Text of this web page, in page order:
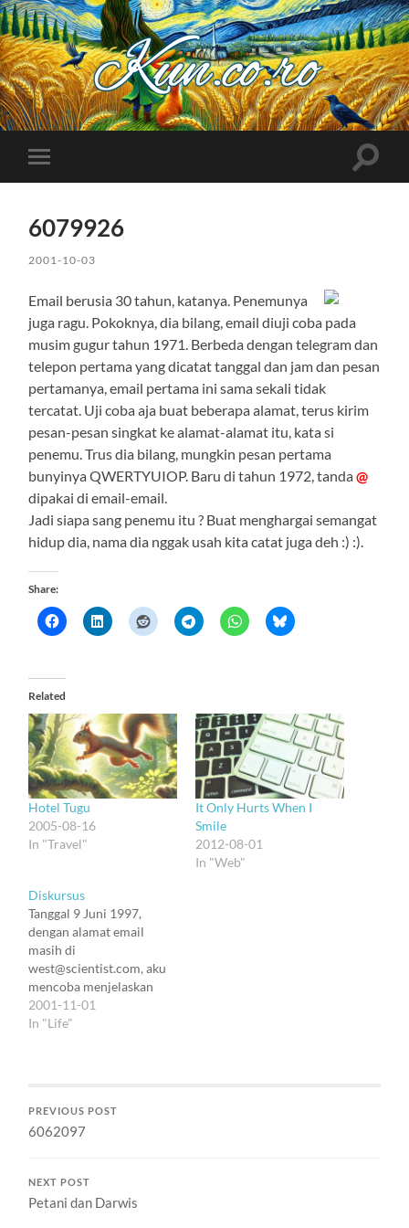
Kuncoro++
Toggle
mobile
Toggle
6079926
2001-10-03
Email berusia 30 tahun, katanya. Penemunya
juga ragu. Pokoknya, dia bilang, email diuji coba pada
musim gugur tahun 1971. Berbeda dengan telegram dan
telepon pertama yang dicatat tanggal dan jam dan pesan
pertamanya, email pertama ini sama sekali tidak
tercatat. Uji coba aja buat beberapa alamat, terus kirim
pesan-pesan singkat ke alamat-alamat itu, kata si
penemu. Trus dia bilang, mungkin pesan pertama
bunyinya QWERTYUIOP. Baru di tahun 1972, tanda@
dipakai di email-email.
Jadi siapa sang penemu itu ? Buat menghargai semangat
hidup dia, nama dia nggak usah kita catat juga deh :) :).
Share:
Related
Hotel Tugu
2005-08-16
In "Travel"
It Only Hurts When I
Smile
2012-08-01
In "Web"
Diskursus
Tanggal 9 Juni 1997,
dengan alamat email
masih di
west@scientist.com, aku
mencoba menjelaskan
tentang diskursus. Berikut
terjemahannya: Ingat
terpaksa sedikit
mengarang ensiklopedi.
mendefinisikan dulu kata
definisi. Kira-kira
2001-11-01
In "Life"
PREVIOUS POST
6062097
NEXT POST
Petani dan Darwis